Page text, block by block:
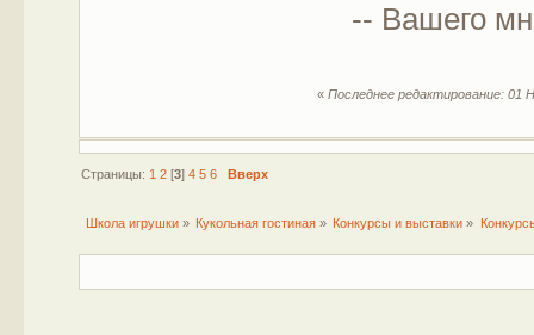
-- Вашего
«Последнее редактирование: 01
Страницы: 1 2[3] 4 5 6 Вверх
Школа игрушки» Кукольная гостиная » Конкурсы и выставки »